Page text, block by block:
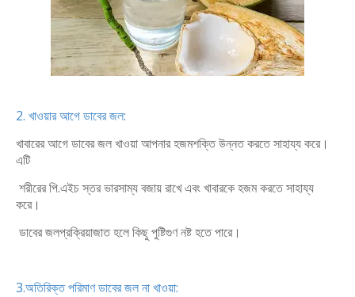
2. খাওয়ার আগে ডাবের জল:
খাবারের আগে ডাবের জল খাওয়া আপনার হজমশক্তি উন্নত করতে সাহায্য করে।
এটি
শরীরের পি.এইচ স্তর ভারসাম্য বজায় রাখে এবং খাবারকে হজম করতে সাহায্য
করে।
ডাবের জলপ্রক্রিয়াজাত হলে কিছু পুষ্টিগুণ নষ্ট হতে পারে।
3.অতিরিক্ত পরিমাণ ডাবের জল না খাওয়া: